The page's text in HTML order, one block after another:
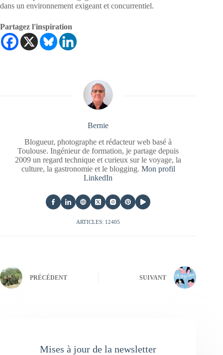
dans un environnement exigeant et concurrentiel.
Partagez l'inspiration
Bernie
Blogueur, photographe et rédacteur web basé à
Toulouse. Ingénieur de formation, je partage depuis
2009 un regard technique et curieux sur le voyage, la
culture, la gastronomie et le blogging. Mon profil
LinkedIn
ARTICLES: 12405
PRÉCÉDENT SUIVANT
Mises à jour de la newsletter